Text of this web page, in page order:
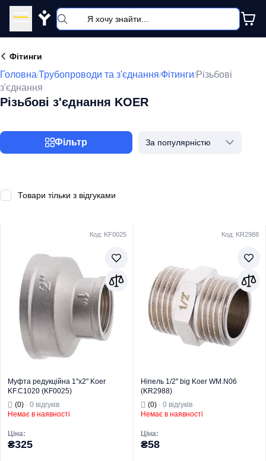
Y
Фітинги
Головна/Трубопроводи та з'єднання/Фітинги/Різьбові
з'єднання
Різьбові з'єднання KOER
Фільтр За популярністю
Товари тільки з відгуками
Код: KF0025
Муфта редукційна 1"x2" Koer
KF.C1020 (KF0025)
(0) · 0 відгуків
Немає в наявності
Ціна:
₴325
Код: KR2988
Ніпель 1/2'' big Koer WM.N06
(KR2988)
(0)· 0 відгуків
Немає в наявності
Ціна:
₴58